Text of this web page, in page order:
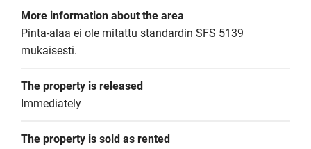
More information about the area
Pinta-alaa ei ole mitattu standardin SFS 5139
mukaisesti.
The property is released
Immediately
The property is sold as rented